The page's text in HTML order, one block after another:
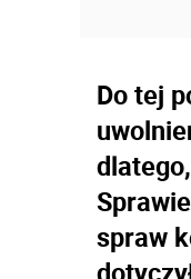
Do tej
spraw